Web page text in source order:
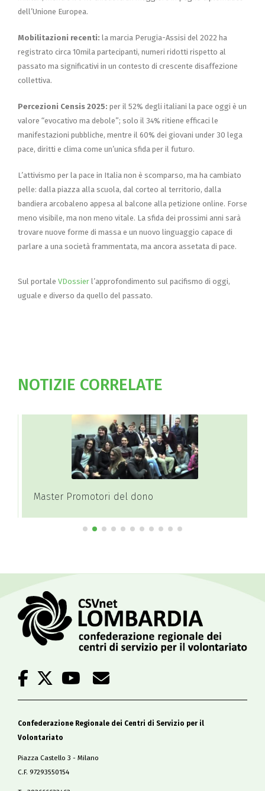
dell’Unione Europea.
Mobilitazioni recenti: la marcia Perugia-Assisi del 2022 ha
registrato circa 10mila partecipanti, numeri ridotti rispetto al
passato ma significativi in un contesto di crescente disaffezione
collettiva.
Percezioni Censis 2025: per il 52% degli italiani la pace oggi è un
valore “evocativo ma debole”; solo il 34% ritiene efficaci le
manifestazioni pubbliche, mentre il 60% dei giovani under 30 lega
pace, diritti e clima come un’unica sfida per il futuro.
L’attivismo per la pace in Italia non è scomparso, ma ha cambiato
pelle: dalla piazza alla scuola, dal corteo al territorio, dalla
bandiera arcobaleno appesa al balcone alla petizione online. Forse
meno visibile, ma non meno vitale. La sfida dei prossimi anni sarà
trovare nuove forme di massa e un nuovo linguaggio capace di
parlare a una società frammentata, ma ancora assetata di pace.
Sul portale VDossier l’approfondimento sul pacifismo di oggi,
uguale e diverso da quello del passato.
NOTIZIE CORRELATE
Master Promotori del dono
Confederazione Regionale dei Centri di Servizio per il
Volontariato
Piazza Castello 3 - Milano
C.F. 97293550154